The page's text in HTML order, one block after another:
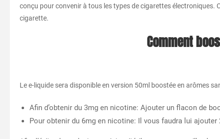
conçu pour convenir à tous les types de cigarettes
cigarette.
Comment
Le e-liquide sera disponible en version 50ml boostée en arômes
Afin d’obtenir du 3mg en nicotine: Ajouter un flacon de
Pour obtenir du 6mg en nicotine: Il vous faudra lui